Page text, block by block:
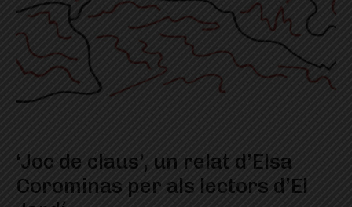
‘Joc de claus’, un relat d’Elsa
Corominas per als lectors d’El